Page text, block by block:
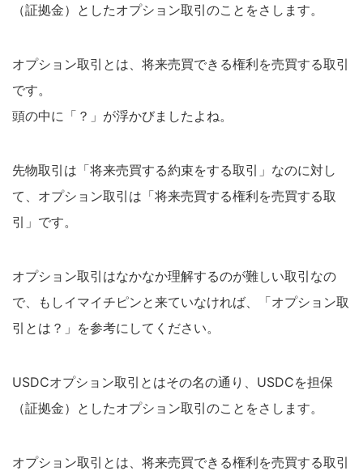
（証拠金）としたオプション取引のことをさします。
オプション取引とは、将来売買できる権利を売買する取引
です。
頭の中に「？」が浮かびましたよね。
先物取引は「将来売買する約束をする取引」なのに対し
て、オプション取引は「将来売買する権利を売買する取
引」です。
オプション取引はなかなか理解するのが難しい取引なの
で、もしイマイチピンと来ていなければ、「オプション取
引とは？」を参考にしてください。
USDCオプション取引とはその名の通り、USDCを担保
（証拠金）としたオプション取引のことをさします。
オプション取引とは、将来売買できる権利を売買する取引